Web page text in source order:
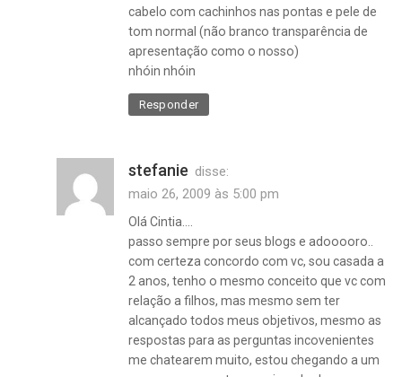
cabelo com cachinhos nas pontas e pele de
tom normal (não branco transparência de
apresentação como o nosso)
nhóin nhóin
Responder
stefanie disse:
maio 26, 2009 às 5:00 pm
Olá Cintia….
passo sempre por seus blogs e adooooro..
com certeza concordo com vc, sou casada a
2 anos, tenho o mesmo conceito que vc com
relação a filhos, mas mesmo sem ter
alcançado todos meus objetivos, mesmo as
respostas para as perguntas incovenientes
me chatearem muito, estou chegando a um